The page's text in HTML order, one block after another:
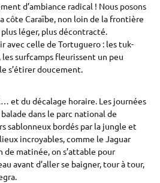
d’ambiance radical ! Nous posons
côte Caraïbe, non loin de la frontière
léger, plus décontracté.
avec celle de Tortuguero : les tuk-
surfcamps fleurissent un peu
s’étirer doucement.
et du décalage horaire. Les journées
dans le parc national de
sablonneux bordés par la jungle et
incroyables, comme le Jaguar
de matinée, on s’attable pour
avant d’aller se baigner, tour à tour,